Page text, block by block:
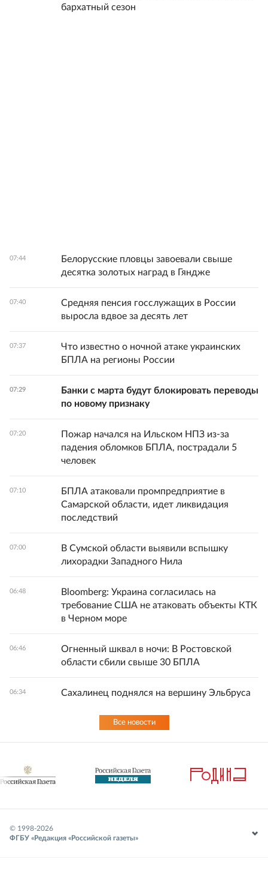
бархатный сезон
07:44
Белорусские пловцы завоевали свыше
десятка золотых наград в Гяндже
07:40
Средняя пенсия госслужащих в России
выросла вдвое за десять лет
07:37
Что известно о ночной атаке украинских
БПЛА на регионы России
07:29
Банки с марта будут блокировать переводы
по новому признаку
07:20
Пожар начался на Ильском НПЗ из-за
падения обломков БПЛА, пострадали 5
человек
07:10
БПЛА атаковали промпредприятие в
Самарской области, идет ликвидация
последствий
07:00
В Сумской области выявили вспышку
лихорадки Западного Нила
06:48
Bloomberg: Украина согласилась на
требование США не атаковать объекты КТК
в Черном море
06:46
Огненный шквал в ночи: В Ростовской
области сбили свыше 30 БПЛА
06:34 Сахалинец поднялся на вершину Эльбруса
Все новости
© 1998-2026
ФГБУ «Редакция «Российской газеты»